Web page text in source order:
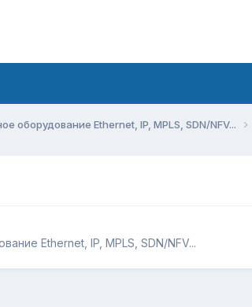
оборудование Ethernet, IP, MPLS, SDN/NFV...
Ethernet, IP, MPLS, SDN/NFV...